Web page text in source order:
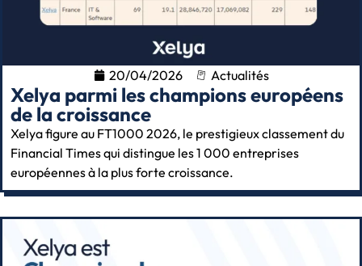
20/04/2026 Actualités
Xelya parmi les champions européens
de la croissance
Xelya figure au FT1000 2026, le prestigieux classement du
Financial Times qui distingue les 1 000 entreprises
européennes à la plus forte croissance.